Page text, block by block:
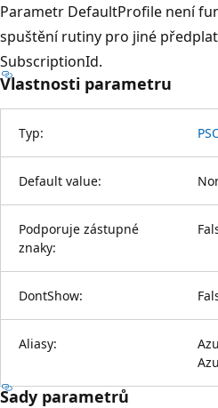
Parametr DefaultProfile není
spuštění rutiny pro jiné
SubscriptionId.
Vlastnosti parametru
Typ:
Default value:
Podporuje zástupné
znaky:
DontShow:
Aliasy:
Sady parametrů